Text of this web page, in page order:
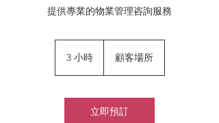
提供專業的物業管理咨詢服務
3 小時3
顧客場所
立即預訂